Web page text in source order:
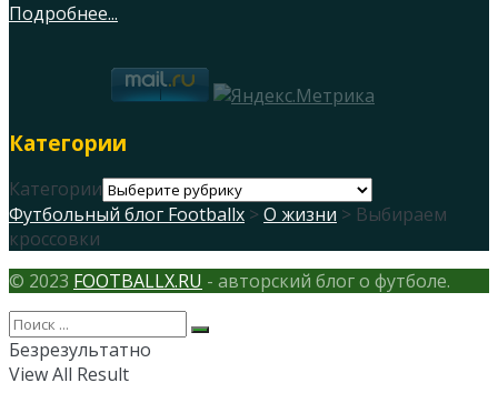
Подробнее...
Категории
Категории
Футбольный блог Footballx > О жизни > Выбираем
кроссовки
© 2023 FOOTBALLX.RU - авторский блог о футболе.
Безрезультатно
View All Result